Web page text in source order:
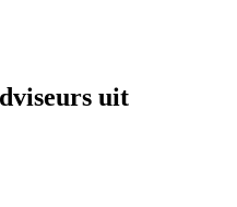
uit